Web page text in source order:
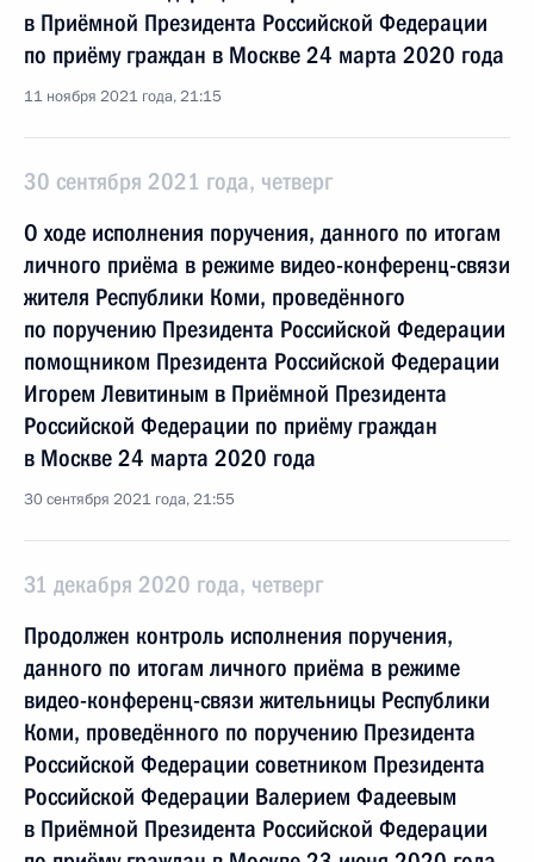
в Приёмной Президента Российской Федерации
по приёму граждан в Москве 24 марта 2020 года
11 ноября 2021 года, 21:15
30 сентября 2021 года, четверг
О ходе исполнения поручения, данного по итогам
личного приёма в режиме видео-конференц-связи
жителя Республики Коми, проведённого
по поручению Президента Российской Федерации
помощником Президента Российской Федерации
Игорем Левитиным в Приёмной Президента
Российской Федерации по приёму граждан
в Москве 24 марта 2020 года
30 сентября 2021 года, 21:55
31 декабря 2020 года, четверг
Продолжен контроль исполнения поручения,
данного по итогам личного приёма в режиме
видео-конференц-связи жительницы Республики
Коми, проведённого по поручению Президента
Российской Федерации советником Президента
Российской Федерации Валерием Фадеевым
в Приёмной Президента Российской Федерации